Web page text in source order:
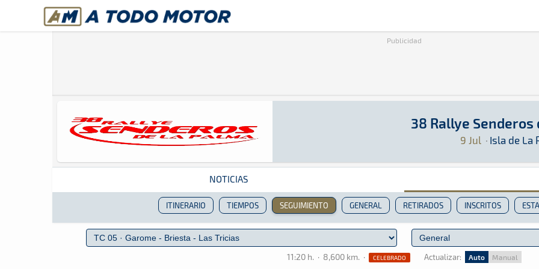
A Todo Motor· Revista del motor desde 1999
Publicidad
38 Rallye Senderos
9 Jul · Isla de La
Rally · 38 Rallye Senderos de La Palma:
Isla de La Palma
NOTICIAS
ITINERARIO TIEMPOS SEGUIMIENTO GENERAL RETIRADOS INSCRITOS
11:20 h. · 8,600 km. · CELEBRADO Actualizar: Auto Manual